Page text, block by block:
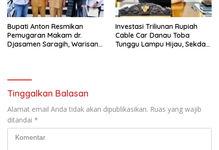
Bupati Anton Resmikan
Pemugaran Makam dr.
Djasamen Saragih, Warisan
Investasi Triliunan Rupiah
Cable Car Danau Toba
Tunggu Lampu Hijau, Sekda
Tinggalkan Balasan
Alamat email Anda tidak akan dipublikasikan. Ruas yang wajib
ditandai *